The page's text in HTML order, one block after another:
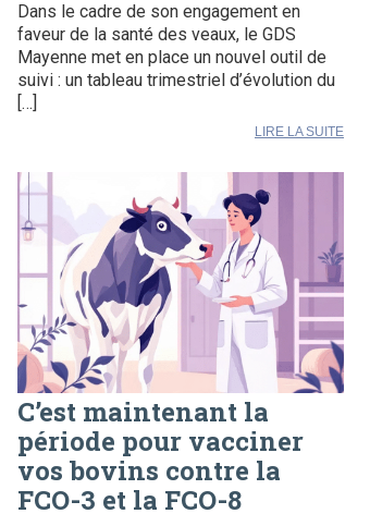
Dans le cadre de son engagement en
faveur de la santé des veaux, le GDS
Mayenne met en place un nouvel outil de
suivi : un tableau trimestriel d’évolution du
[…]
LIRE LA SUITE
C’est maintenant la
période pour vacciner
vos bovins contre la
FCO-3 et la FCO-8